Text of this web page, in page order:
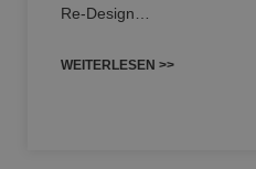
Re-Design…
WEITERLESEN >>